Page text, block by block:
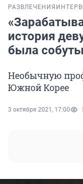
РАЗВЛЕЧЕНИЯ
история
была
Необычную
Южной Корее
3 октября 2021, 17:00